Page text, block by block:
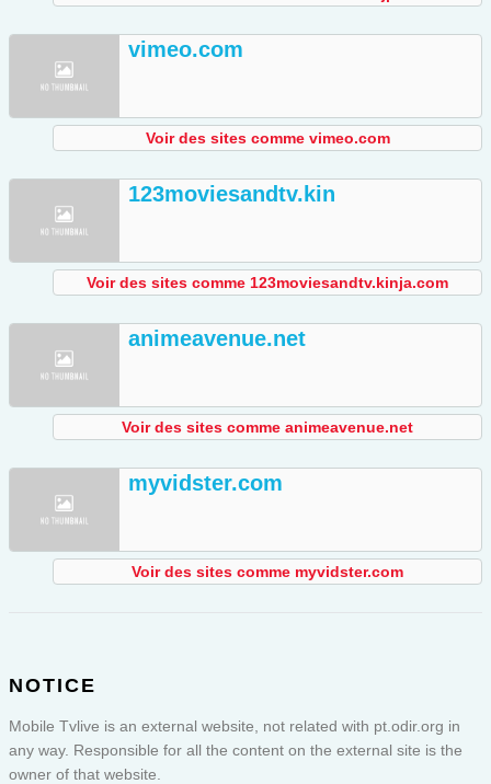
vimeo.com
Voir des sites comme vimeo.com
123moviesandtv.kin
Voir des sites comme 123moviesandtv.kinja.com
animeavenue.net
Voir des sites comme animeavenue.net
myvidster.com
Voir des sites comme myvidster.com
NOTICE
Mobile Tvlive is an external website, not related with pt.odir.org in
any way. Responsible for all the content on the external site is the
owner of that website.